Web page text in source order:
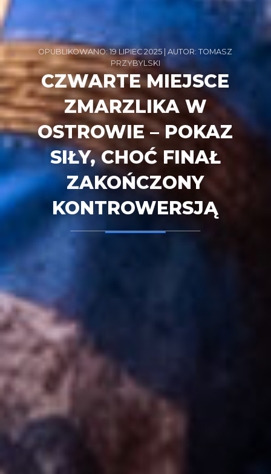
OPUBLIKOWANO: 19 LIPIEC 2025 | AUTOR: TOMASZ
PRZYBYLSKI
CZWARTE MIEJSCE
ZMARZLIKA W
OSTROWIE – POKAZ
SIŁY, CHOĆ FINAŁ
ZAKOŃCZONY
KONTROWERSJĄ